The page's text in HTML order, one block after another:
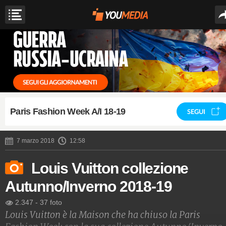
Paris Fashion Week A/I 18-19 SEGUI
7 marzo 2018 12:58
Louis Vuitton collezione
Autunno/Inverno 2018-19
2.347 - 37 foto
Louis Vuitton è la Maison che ha chiuso la Paris